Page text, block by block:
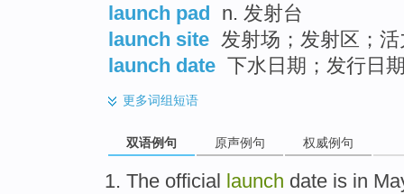
launch pad
n. 发射台
launch site 发射场；发射区；
launch date 下水日期；发行日
更多词组短语
双语例句 原声例句 权威例句
The official launch date is in